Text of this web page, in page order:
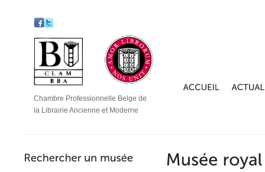
Chambre Professionnelle Belge de
la Librairie Ancienne et Moderne